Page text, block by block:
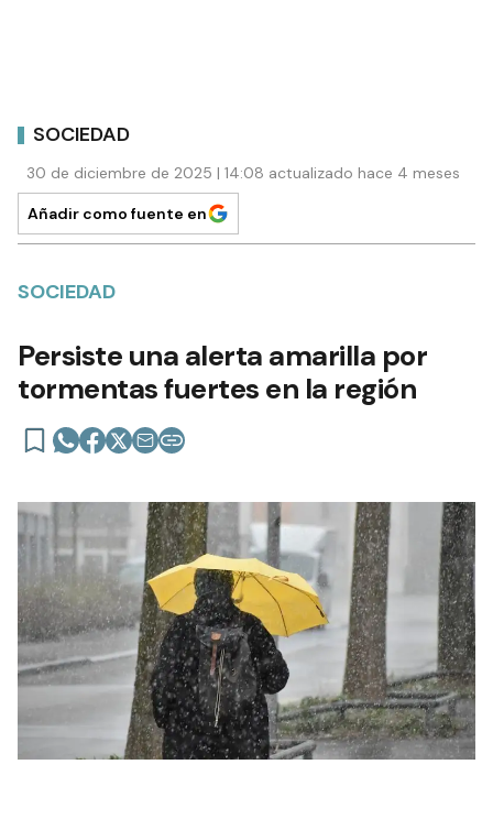
SOCIEDAD
30 de diciembre de 2025 | 14:08 actualizado hace 4 meses
Añadir como fuente en
SOCIEDAD
Persiste una alerta amarilla por
tormentas fuertes en la región